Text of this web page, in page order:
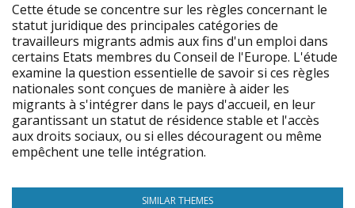
Cette étude se concentre sur les règles concernant le
statut juridique des principales catégories de
travailleurs migrants admis aux fins d'un emploi dans
certains Etats membres du Conseil de l'Europe. L'étude
examine la question essentielle de savoir si ces règles
nationales sont conçues de manière à aider les
migrants à s'intégrer dans le pays d'accueil, en leur
garantissant un statut de résidence stable et l'accès
aux droits sociaux, ou si elles découragent ou même
empêchent une telle intégration.
SIMILAR THEMES